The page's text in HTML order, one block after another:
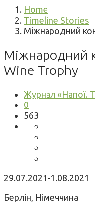
Home
Timeline Stories
Міжнародний
Міжнародний
Wine Trophy
Журнал «Напої.
0
563
29.07.2021-1.08.2021
Берлін, Німеччина